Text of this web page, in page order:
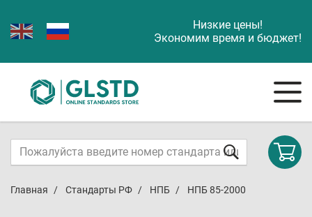
Низкие цены!
Экономим время и бюджет!
Главная Стандарты РФ НПБ НПБ 85-2000